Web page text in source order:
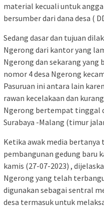
material kecuali untuk
bersumber dari dana desa (
Sedang dasar dan tujuan
Ngerong dari kantor yang
Ngerong dan sekarang yang
nomor 4 desa Ngerong
Pasuruan ini antara lain
rawan kecelakaan dan
Ngerong bertempat tinggal
Surabaya -Malang (timur
Ketika awak media
pembangunan gedung baru
kamis (27-07-2023) ,
Ngerong yang telah
digunakan sebagai sentral
desa termasuk untuk